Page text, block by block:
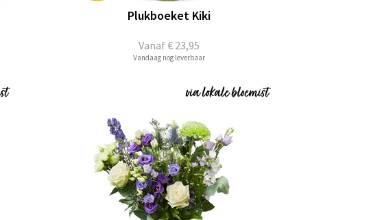
Vanaf€ 23,95
Plukboeket Kiki
Vandaag nog leverbaar